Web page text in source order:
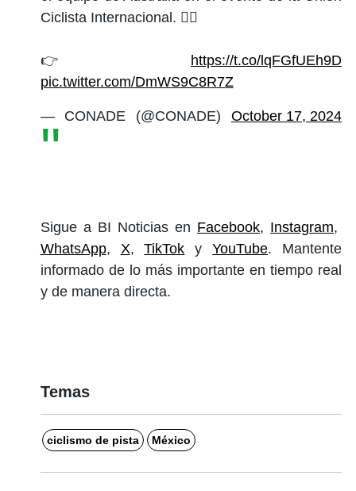
Ciclista Internacional. 🚴‍♀️
👉 https://t.co/lqFGfUEh9D
pic.twitter.com/DmWS9C8R7Z
— CONADE (@CONADE) October 17, 2024
Sigue a BI Noticias en Facebook, Instagram,
WhatsApp, X,TikTok yYouTube. Mantente
informado de lo más importante en tiempo real
y de manera directa.
Temas
ciclismo de pista México